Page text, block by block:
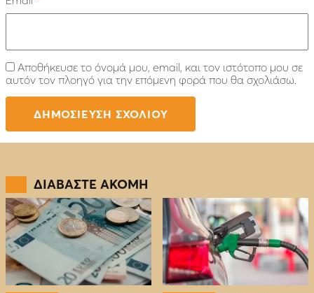
Αποθήκευσε το όνομά μου, email, και τον ιστότοπο μου σε
αυτόν τον πλοηγό για την επόμενη φορά που θα σχολιάσω.
ΔΙΑΒΑΣΤΕ ΑΚΟΜΗ